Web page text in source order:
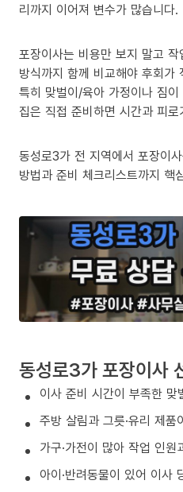
리까지 이어져 변수가 많습니다.
포장이사는 비용만 보지 말고
방식까지 함께 비교해야 후회가
특히 맞벌이/육아 가정이나 짐이
집은 직접 준비하면 시간과 피
동성로3가 전 지역에서 포장이
방법과 준비 체크리스트까지 핵
동성로3가 포장이사
이사 준비 시간이 부족한 맞
주방 살림과 그릇·유리 제
가구·가전이 많아 작업 인
아이·반려동물이 있어 이사